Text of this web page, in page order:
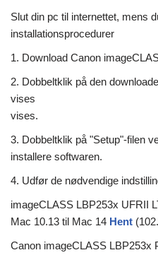
Slut din pc til internettet, mens
installationsprocedurer
1. Download Canon
2. Dobbeltklik på den
vises
vises.
3. Dobbeltklik på "Setup"-filen
installere softwaren.
4. Udfør de nødvendige
imageCLASS LBP253x UFRII
Mac 10.13 til Mac 14 Hent
Canon imageCLASS LBP253x